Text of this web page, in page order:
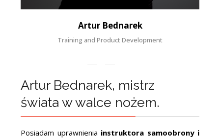
Artur Bednarek
Training and Product Development
Artur Bednarek, mistrz
świata w walce nożem.
Posiadam uprawnienia instruktora samoobrony i